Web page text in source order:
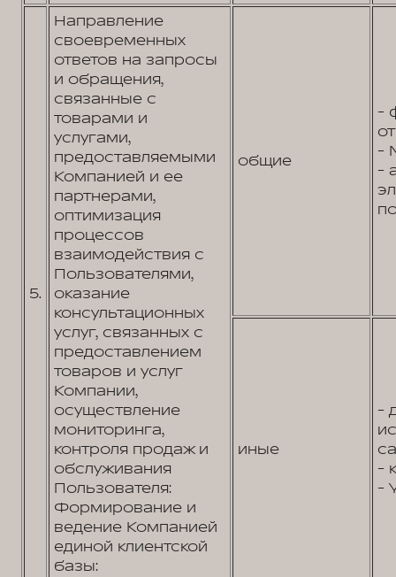
5.
Направление
своевременных
ответов на запросы
и обращения,
связанные с
товарами и
услугами,
предоставляемыми
Компанией и ее
партнерами,
оптимизация
процессов
взаимодействия с
Пользователями,
оказание
консультационных
услуг, связанных с
предоставлением
товаров и услуг
Компании,
осуществление
мониторинга,
контроля продаж и
обслуживания
Пользователя:
Формирование и
ведение Компанией
единой клиентской
базы:
общие
-
-
-
иные
-
-
-